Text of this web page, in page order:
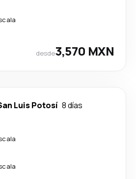
desde3,570 MXN
Luis Potosí 8 días